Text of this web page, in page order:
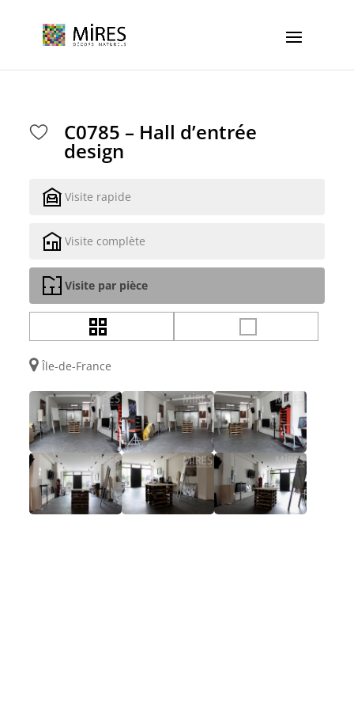
C0785 – Hall d’entrée
design
Visite rapide
Visite complète
Visite par pièce
Île-de-France